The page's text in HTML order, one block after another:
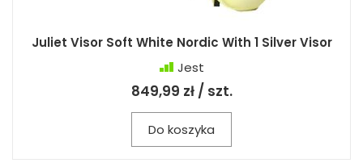
Juliet Visor Soft White Nordic With 1 Silver Visor
Jest
849,99 zł / szt.
Do koszyka